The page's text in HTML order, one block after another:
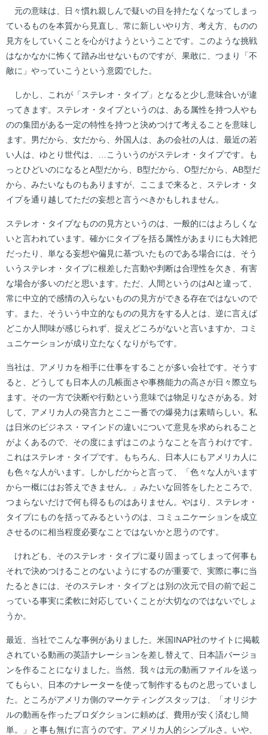
元の意味は、日々慣れ親しんで疑いの目を持たなくなってしまっ
ているものを本質から見直し、常に新しいやり方、考え方、ものの
見方をしていくことを心がけようということです。このような挑戦
はなかなかに怖くて踏み出せないものですが、果敢に、つまり「不
敵に」やっていこうという意図でした。
しかし、これが「ステレオ・タイプ」となると少し意味合いが違
ってきます。ステレオ・タイプというのは、ある属性を持つ人やも
のの集団がある一定の特性を持つと決めつけて考えることを意味し
ます。男だから、女だから、外国人は、あの会社の人は、最近の若
い人は、ゆとり世代は、…こういうのがステレオ・タイプです。も
っとひどいのになるとA型だから、B型だから、O型だから、AB型だ
から、みたいなものもありますが、ここまで来ると、ステレオ・タ
イプを通り越してただの妄想と言うべきかもしれません。
ステレオ・タイプなものの見方というのは、一般的にはよろしくな
いと言われています。確かにタイプを括る属性があまりにも大雑把
だったり、単なる妄想や偏見に基づいたものである場合には、そう
いうステレオ・タイプに根差した言動や判断は合理性を欠き、有害
な場合が多いのだと思います。ただ、人間というのはAIと違って、
常に中立的で感情の入らないものの見方ができる存在ではないので
す。また、そういう中立的なものの見方をする人とは、逆に言えば
どこか人間味が感じられず、捉えどころがないと言いますか、コミ
ュニケーションが成り立たなくなりがちです。
当社は、アメリカを相手に仕事をすることが多い会社です。そうす
ると、どうしても日本人の几帳面さや事務能力の高さが日々際立ち
ます。その一方で決断や行動という意味では物足りなさがある。対
して、アメリカ人の発言力とここ一番での爆発力は素晴らしい。私
は日米のビジネス・マインドの違いについて意見を求められること
がよくあるので、その度にまずはこのようなことを言うわけです。
これはステレオ・タイプです。もちろん、日本人にもアメリカ人に
も色々な人がいます。しかしだからと言って、「色々な人がいます
から一概にはお答えできません。」みたいな回答をしたところで、
つまらないだけで何も得るものはありません。やはり、ステレオ・
タイプにものを括ってみるというのは、コミュニケーションを成立
させるのに相当程度必要なことではないかと思うのです。
けれども、そのステレオ・タイプに凝り固まってしまって何事も
それで決めつけることのないようにするのが重要で、実際に事に当
たるときには、そのステレオ・タイプとは別の次元で目の前で起こ
っている事実に柔軟に対応していくことが大切なのではないでしょ
うか。
最近、当社でこんな事例がありました。米国INAP社のサイトに掲載
されている動画の英語ナレーションを差し替えて、日本語バージョ
ンを作ることになりました。当然、我々は元の動画ファイルを送っ
てもらい、日本のナレーターを使って制作するものと思っていまし
た。ところがアメリカ側のマーケティングスタッフは、「オリジナ
ルの動画を作ったプロダクションに頼めば、費用が安く済むし簡
単。」と事も無げに言うのです。アメリカ人的シンプルさ。いや、